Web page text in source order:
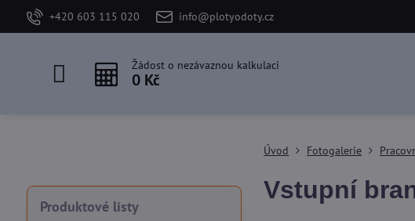
+420 603 115 020 info@plotyodoty.cz
Žádost o nezávaznou kalkulaci
0 Kč
Úvod Fotogalerie
Vstupní
Produktové listy